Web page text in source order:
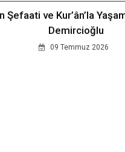
Şefaati ve Kur’ân’la
Demircioğlu
09 Temmuz 2026